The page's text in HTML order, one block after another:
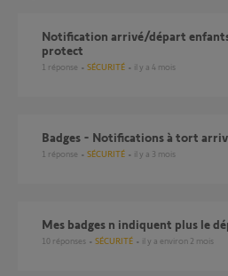
Notification arrivé/départ enfants badge somfy home
protect
1 réponse SÉCURITÉ il y a 4 mois
Badges - Notifications à tort
1 réponse SÉCURITÉ il y a 3 mois
Mes badges n indiquent plus le
10 réponses SÉCURITÉ il y a environ 2 mois